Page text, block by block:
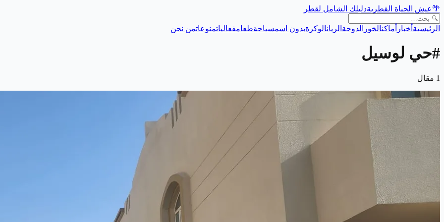
🌴عيش الحياة القطريةدليلك الشامل لقطر
الرئيسية أخبار أماكنالخور الدوحة الريانالوكرةبدون اسمسياحةطعامفعالياتمنوعاتمن نحن
#حي لوسيل
1 مقال